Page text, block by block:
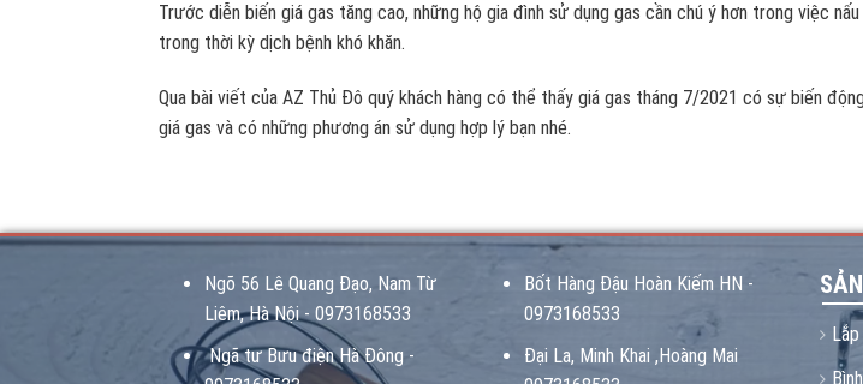
Trước diễn biến giá gas tăng cao, những hộ gia đình sử dụng gas cần chú ý hơn trong việc
trong thời kỳ dịch bệnh khó khăn.
Qua bài viết của AZ Thủ Đô quý khách hàng có thể thấy giá gas tháng 7/2021 có sự biến
giá gas và có những phương án sử dụng hợp lý bạn nhé.
Ngõ 56 Lê Quang Đạo, Nam Từ
Liêm, Hà Nội - 0973168533
Ngã tư Bưu điện Hà Đông -
Bốt Hàng Đậu Hoàn Kiếm HN -
0973168533
Đại La, Minh Khai ,Hoàng Mai